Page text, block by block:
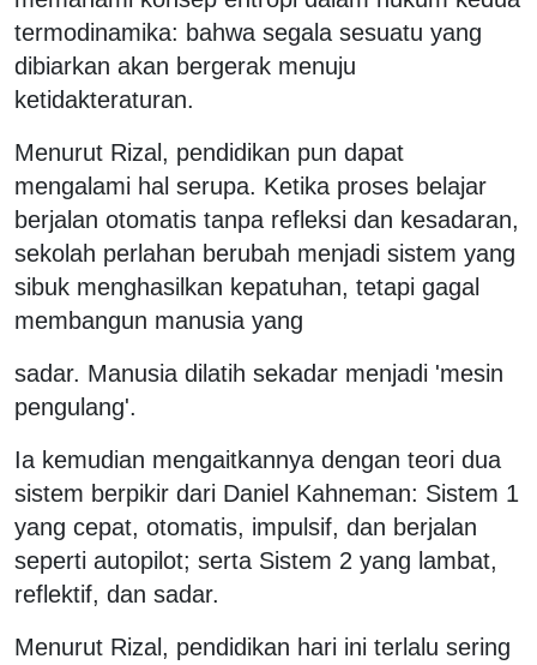
termodinamika: bahwa segala sesuatu yang
dibiarkan akan bergerak menuju
ketidakteraturan.
Menurut Rizal, pendidikan pun dapat
mengalami hal serupa. Ketika proses belajar
berjalan otomatis tanpa refleksi dan kesadaran,
sekolah perlahan berubah menjadi sistem yang
sibuk menghasilkan kepatuhan, tetapi gagal
membangun manusia yang
sadar. Manusia dilatih sekadar menjadi 'mesin
pengulang'.
Ia kemudian mengaitkannya dengan teori dua
sistem berpikir dari Daniel Kahneman: Sistem 1
yang cepat, otomatis, impulsif, dan berjalan
seperti autopilot; serta Sistem 2 yang lambat,
reflektif, dan sadar.
Menurut Rizal, pendidikan hari ini terlalu sering